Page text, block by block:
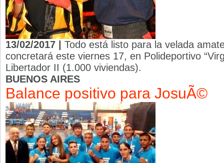
13/02/2017 | Todo está listo para la velada
concretará este viernes 17, en Polideportivo
Libertador II (1.000 viviendas).
BUENOS AIRES
Balance positivo para JosuÃ©